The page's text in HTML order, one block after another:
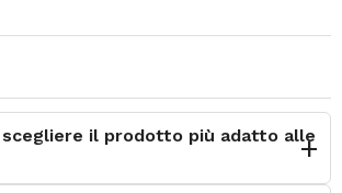
scegliere il prodotto più adatto alle